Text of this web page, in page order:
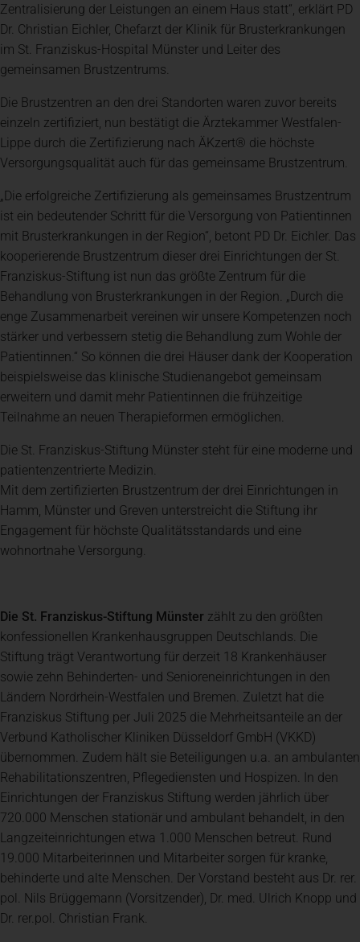
Zentralisierung der Leistungen an einem Haus statt“, erklärt PD
Dr. Christian Eichler, Chefarzt der Klinik für Brusterkrankungen
im St. Franziskus-Hospital Münster und Leiter des
gemeinsamen Brustzentrums.
Die Brustzentren an den drei Standorten waren zuvor bereits
einzeln zertifiziert, nun bestätigt die Ärztekammer Westfalen-
Lippe durch die Zertifizierung nach ÄKzert® die höchste
Versorgungsqualität auch für das gemeinsame Brustzentrum.
„Die erfolgreiche Zertifizierung als gemeinsames Brustzentrum
ist ein bedeutender Schritt für die Versorgung von Patientinnen
mit Brusterkrankungen in der Region“, betont PD Dr. Eichler. Das
kooperierende Brustzentrum dieser drei Einrichtungen der St.
Franziskus-Stiftung ist nun das größte Zentrum für die
Behandlung von Brusterkrankungen in der Region. „Durch die
enge Zusammenarbeit vereinen wir unsere Kompetenzen noch
stärker und verbessern stetig die Behandlung zum Wohle der
Patientinnen.“ So können die drei Häuser dank der Kooperation
beispielsweise das klinische Studienangebot gemeinsam
erweitern und damit mehr Patientinnen die frühzeitige
Teilnahme an neuen Therapieformen ermöglichen.
Die St. Franziskus-Stiftung Münster steht für eine moderne und
patientenzentrierte Medizin.
Mit dem zertifizierten Brustzentrum der drei Einrichtungen in
Hamm, Münster und Greven unterstreicht die Stiftung ihr
Engagement für höchste Qualitätsstandards und eine
wohnortnahe Versorgung.
Die St. Franziskus-Stiftung Münster zählt zu den größten
konfessionellen Krankenhausgruppen Deutschlands. Die
Stiftung trägt Verantwortung für derzeit 18 Krankenhäuser
sowie zehn Behinderten- und Senioreneinrichtungen in den
Ländern Nordrhein-Westfalen und Bremen. Zuletzt hat die
Franziskus Stiftung per Juli 2025 die Mehrheitsanteile an der
Verbund Katholischer Kliniken Düsseldorf GmbH (VKKD)
übernommen. Zudem hält sie Beteiligungen u.a. an ambulanten
Rehabilitationszentren, Pflegediensten und Hospizen. In den
Einrichtungen der Franziskus Stiftung werden jährlich über
720.000 Menschen stationär und ambulant behandelt, in den
Langzeiteinrichtungen etwa 1.000 Menschen betreut. Rund
19.000 Mitarbeiterinnen und Mitarbeiter sorgen für kranke,
behinderte und alte Menschen. Der Vorstand besteht aus Dr. rer.
pol. Nils Brüggemann (Vorsitzender), Dr. med. Ulrich Knopp und
Dr. rer.pol. Christian Frank.